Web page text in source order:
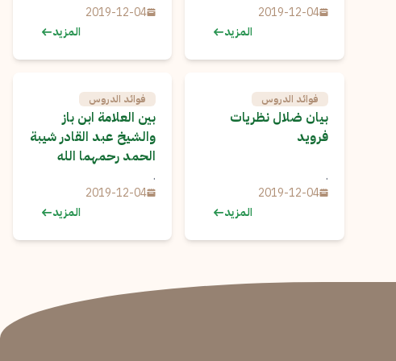
2019-12-04
المزيد
2019-12-04
المزيد
فوائد الدروس
بيان ضلال نظريات
فرويد
.
2019-12-04
المزيد
فوائد الدروس
بين العلامة ابن باز
والشيخ عبد القادر شيبة
الحمد رحمهما الله
.
2019-12-04
المزيد